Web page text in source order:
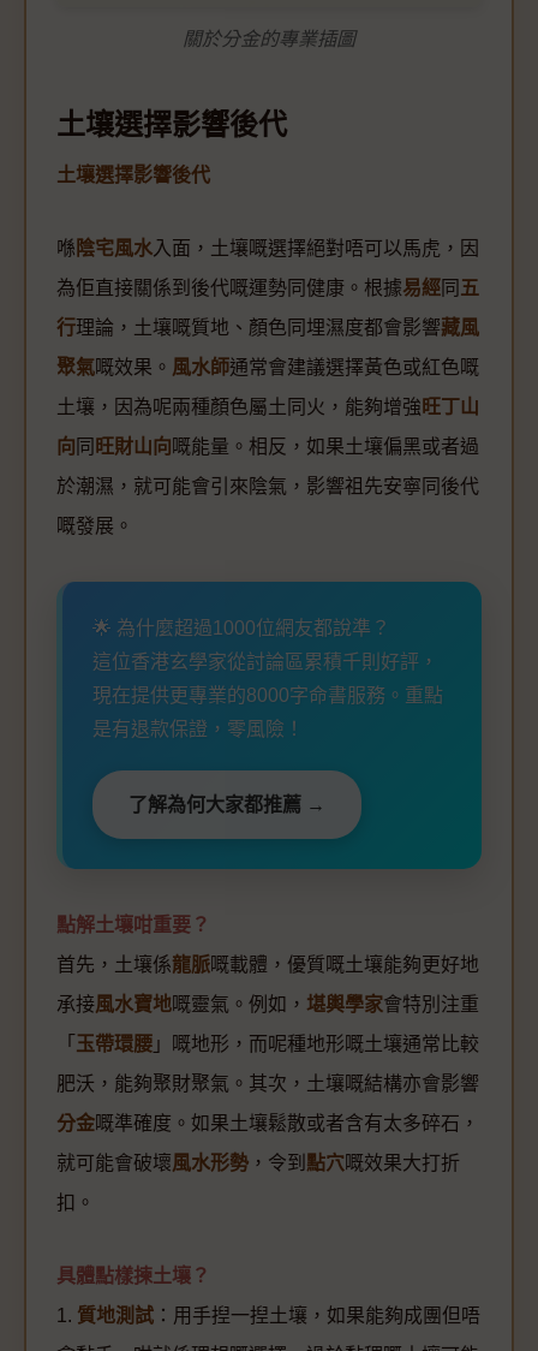
關於分金的專業插圖
土壤選擇影響後代
土壤選擇影響後代
喺 陰宅風水入面，土壤嘅選擇絕對唔可以馬虎，因
為佢直接關係到後代嘅運勢同健康。根據易經 同 五
行理論，土壤嘅質地、顏色同埋濕度都會影響藏風
聚氣嘅效果。 風水師通常會建議選擇黃色或紅色嘅
土壤，因為呢兩種顏色屬土同火，能夠增強 旺丁山
向 同 旺財山向嘅能量。相反，如果土壤偏黑或者過
於潮濕，就可能會引來陰氣，影響祖先安寧同後代
嘅發展。
🌟 為什麼超過1000位網友都說準？
這位香港玄學家從討論區累積千則好評，
現在提供更專業的8000字命書服務。重點
是有退款保證，零風險！
了解為何大家都推薦 →
點解土壤咁重要？
首先，土壤係龍脈嘅載體，優質嘅土壤能夠更好地
承接風水寶地嘅靈氣。例如， 堪輿學家會特別注重
「 玉帶環腰 」嘅地形，而呢種地形嘅土壤通常比較
肥沃，能夠聚財聚氣。其次，土壤嘅結構亦會影響
分金嘅準確度。如果土壤鬆散或者含有太多碎石，
就可能會破壞風水形勢 ，令到 點穴嘅效果大打折
扣。
具體點樣揀土壤？
1. 質地測試 ：用手揑一揑土壤，如果能夠成團但唔